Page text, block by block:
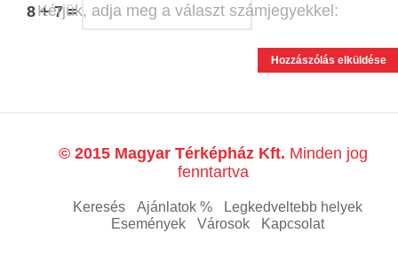
Kérjük, adja meg a választ számjegyekkel:
8 + 7 =
© 2015 Magyar Térképház Kft. Minden jog
fenntartva
Keresés Ajánlatok %
Legkedveltebb helyek
Események
Városok Kapcsolat